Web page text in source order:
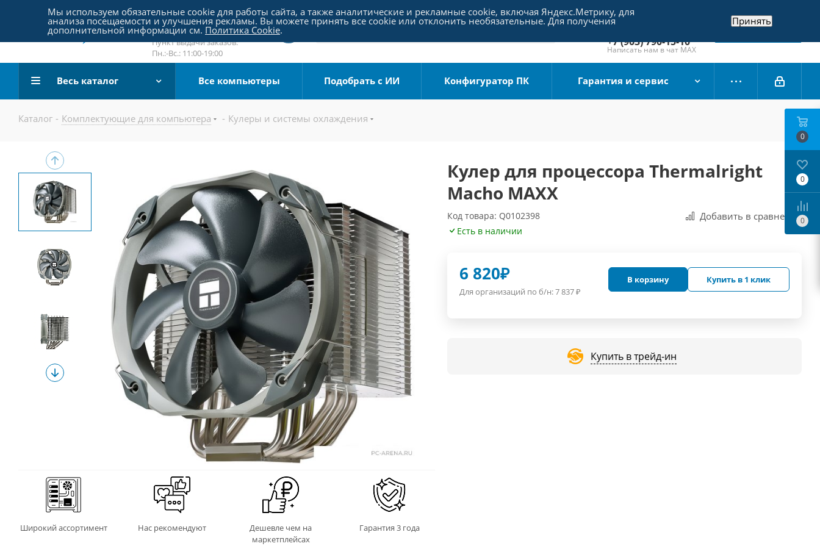
Пятницкое шоссе 18, пав. 267
email:sale@pc-arena.ru
Пн.:-Вс.: 10:00-20:00
Пункт выдачи заказов:
Пн.:-Вс.: 11:00-19:00
+7 (495) 790-15-10
Отдел продаж
+7 (903) 790-15-10
Написать нам в чат MAX
Заказать звонок
Весь каталог Все компьютеры Подобрать с ИИ Конфигуратор ПК Гарантия и сервис
Каталог - Комплектующие для компьютера - Кулеры и системы охлаждения
Широкий ассортимент Нас рекомендуют
Дешевле чем на
маркетплейсах
Гарантия 3 года
Кулер для процессора Thermalright
Macho MAXX
Код товара: Q0102398 Добавить в сравнения
Есть в наличии
6 820₽
Для организаций по б/н:7 837₽
В корзину Купить в 1 клик
Купить в трейд-ин
0
0
0
Мы используем обязательные cookie для работы сайта, а также аналитические и рекламные cookie, включая Яндекс.Метрику, для
анализа посещаемости и улучшения рекламы. Вы можете принять все cookie или отклонить необязательные. Для получения
дополнительной информации см. Политика Cookie.
Принять